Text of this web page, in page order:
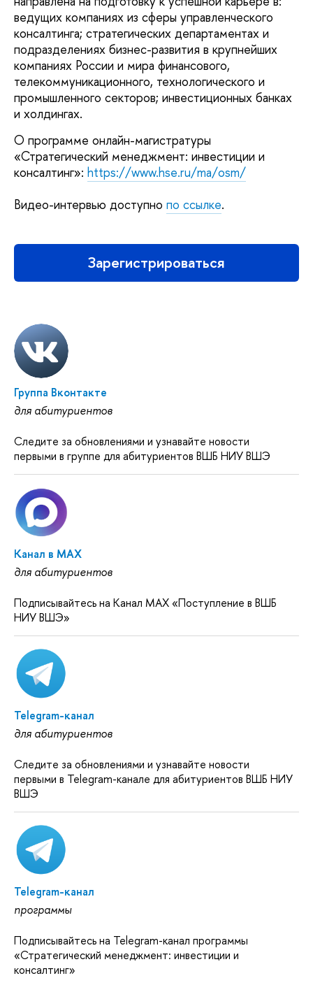
ведущих компаниях из сферы управленческого
консалтинга; стратегических департаментах и
подразделениях бизнес-развития в крупнейших
компаниях России и мира финансового,
телекоммуникационного, технологического и
промышленного секторов; инвестиционных банках
и холдингах.
О программе онлайн-магистратуры
«Стратегический менеджмент: инвестиции и
консалтинг»: https://www.hse.ru/ma/osm/
Видео-интервью доступно по ссылке.
Зарегистрироваться
Группа Вконтакте
для абитуриентов
Следите за обновлениями и узнавайте новости
первыми в группе для абитуриентов ВШБ НИУ ВШЭ
Канал в MAX
для абитуриентов
Подписывайтесь на Канал MAX «Поступление в ВШБ
НИУ ВШЭ»
Telegram-канал
для абитуриентов
Следите за обновлениями и узнавайте новости
первыми в Telegram-канале для абитуриентов ВШБ НИУ
ВШЭ
Telegram-канал
программы
Подписывайтесь на Telegram-канал программы
«Стратегический менеджмент: инвестиции и
консалтинг»